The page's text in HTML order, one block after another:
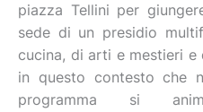
piazza Tellini per
sede di un presidio
cucina, di arti e mestieri e
in questo contesto che
programma si